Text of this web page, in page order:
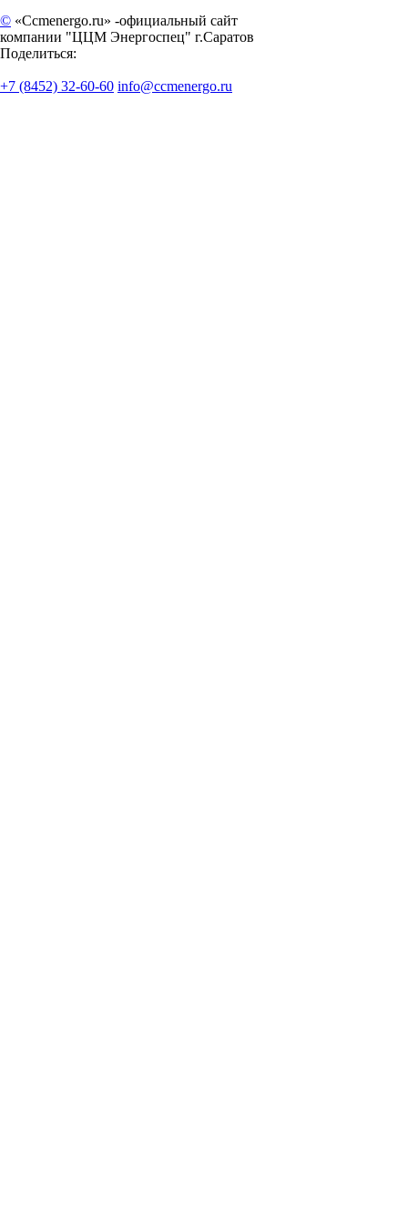
© «Ccmenergo.ru» -официальный сайт
компании "ЦЦМ Энергоспец" г.Саратов
Поделиться:
+7 (8452) 32-60-60 info@ccmenergo.ru